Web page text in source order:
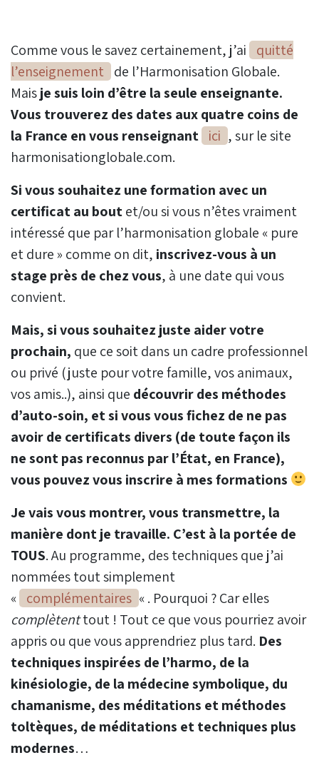
Comme vous le savez certainement, j’ai
quitté
l’enseignement
de l’Harmonisation Globale.
Maisje suis loin d’être la seule enseignante.
Vous trouverez des dates aux quatre coins de
la France en vous renseignant ici , sur le site
harmonisationglobale.com.
Si vous souhaitez une formation avec un
certificat au boutet/ou si vous n’êtes vraiment
intéressé que par l’harmonisation globale « pure
et dure » comme on dit, inscrivez-vous à un
stage près de chez vous, à une date qui vous
convient.
Mais, si vous souhaitez juste aider votre
prochain, que ce soit dans un cadre professionnel
ou privé (juste pour votre famille, vos animaux,
vos amis..), ainsi que découvrir des méthodes
d’auto-soin, et si vous vous fichez de ne pas
avoir de certificats divers (de toute façon ils
ne sont pas reconnus par l’État, en France),
vous pouvez vous inscrire à mes formations
Je vais vous montrer, vous transmettre, la
manière dont je travaille. C’est à la portée de
TOUS. Au programme, des techniques que j’ai
nommées tout simplement
« complémentaires « . Pourquoi ? Car elles
complètenttout ! Tout ce que vous pourriez avoir
appris ou que vous apprendriez plus tard. Des
techniques inspirées de l’harmo, de la
kinésiologie, de la médecine symbolique, du
chamanisme, des méditations et méthodes
toltèques, de méditations et techniques plus
modernes…